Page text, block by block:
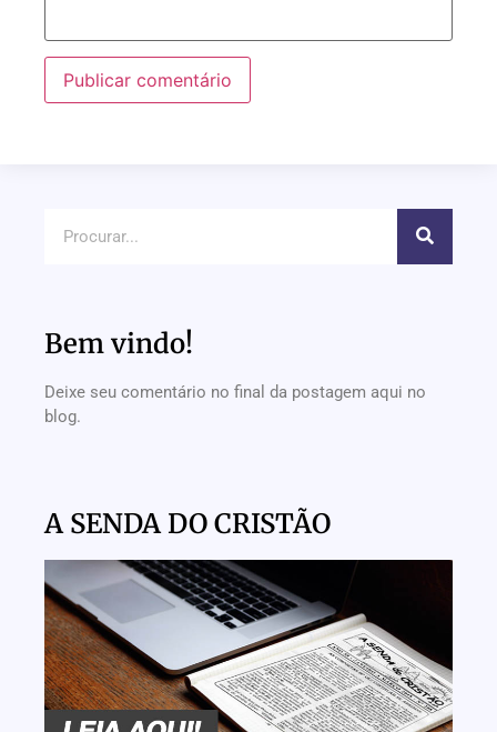
Bem vindo!
Deixe seu comentário no final da postagem aqui no
blog.
A SENDA DO CRISTÃO